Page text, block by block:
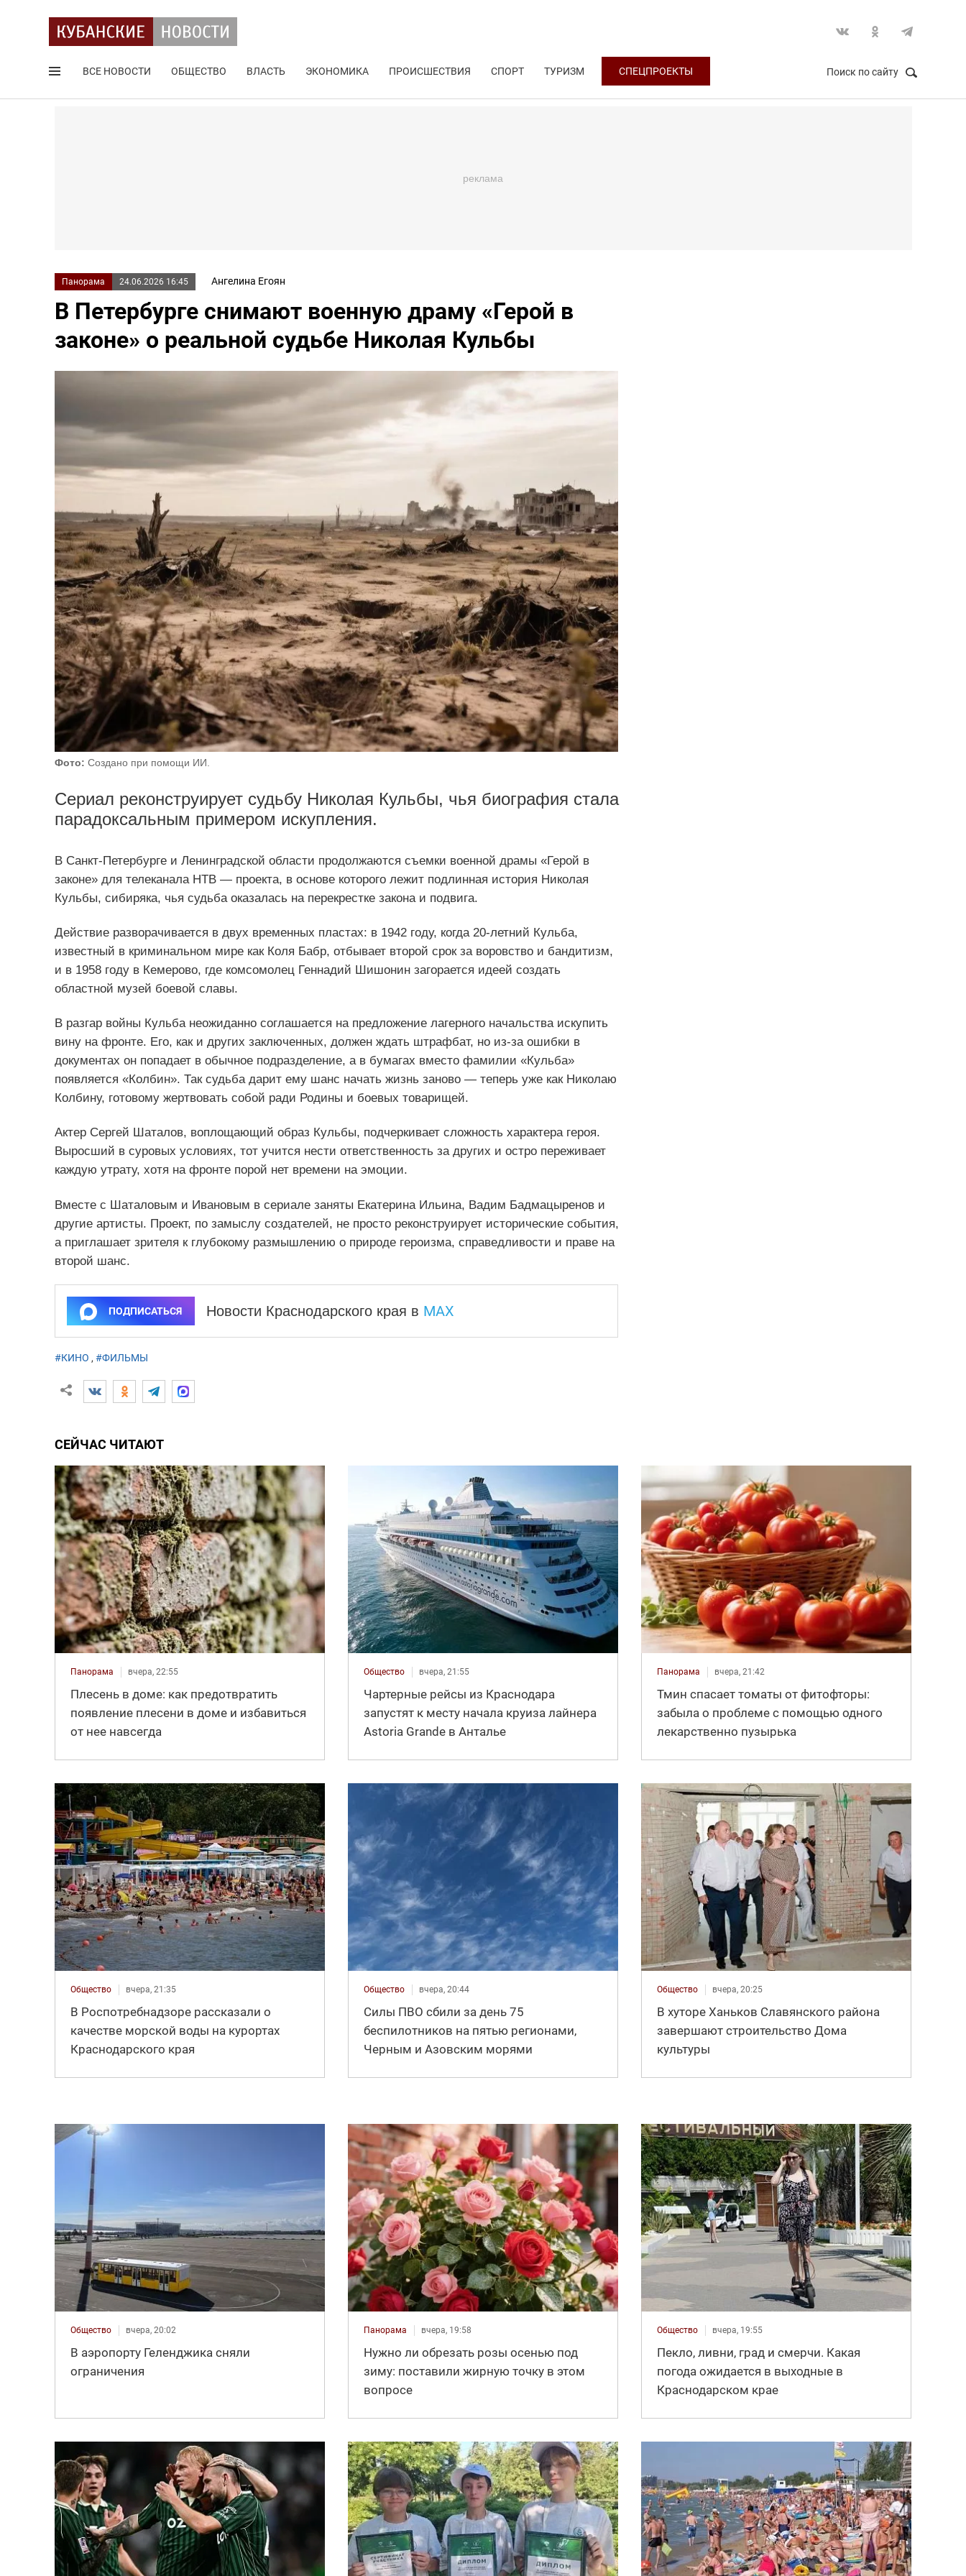
ВСЕ НОВОСТИ ОБЩЕСТВО ВЛАСТЬ ЭКОНОМИКА ПРОИСШЕСТВИЯ СПОРТ ТУРИЗМ СПЕЦПРОЕКТЫ Поиск по сайту
Панорама 24.06.2026 16:45 Ангелина Егоян
В Петербурге снимают военную драму «Герой в
законе» о реальной судьбе Николая Кульбы
Фото: Создано при помощи ИИ.
Сериал реконструирует судьбу Николая Кульбы, чья биография стала
парадоксальным примером искупления.
В Санкт‑Петербурге и Ленинградской области продолжаются съемки военной драмы «Герой в
законе» для телеканала НТВ — проекта, в основе которого лежит подлинная история Николая
Кульбы, сибиряка, чья судьба оказалась на перекрестке закона и подвига.
Действие разворачивается в двух временных пластах: в 1942 году, когда 20‑летний Кульба,
известный в криминальном мире как Коля Бабр, отбывает второй срок за воровство и бандитизм,
и в 1958 году в Кемерово, где комсомолец Геннадий Шишонин загорается идеей создать
областной музей боевой славы.
В разгар войны Кульба неожиданно соглашается на предложение лагерного начальства искупить
вину на фронте. Его, как и других заключенных, должен ждать штрафбат, но из‑за ошибки в
документах он попадает в обычное подразделение, а в бумагах вместо фамилии «Кульба»
появляется «Колбин». Так судьба дарит ему шанс начать жизнь заново — теперь уже как Николаю
Колбину, готовому жертвовать собой ради Родины и боевых товарищей.
Актер Сергей Шаталов, воплощающий образ Кульбы, подчеркивает сложность характера героя.
Выросший в суровых условиях, тот учится нести ответственность за других и остро переживает
каждую утрату, хотя на фронте порой нет времени на эмоции.
Вместе с Шаталовым и Ивановым в сериале заняты Екатерина Ильина, Вадим Бадмацыренов и
другие артисты. Проект, по замыслу создателей, не просто реконструирует исторические события,
а приглашает зрителя к глубокому размышлению о природе героизма, справедливости и праве на
второй шанс.
ПОДПИСАТЬСЯ Новости Краснодарского края в MAX
#КИНО , #ФИЛЬМЫ
СЕЙЧАС ЧИТАЮТ
Панорама вчера, 22:55
Плесень в доме: как предотвратить
появление плесени в доме и избавиться
от нее навсегда
Общество вчера, 21:55
Чартерные рейсы из Краснодара
запустят к месту начала круиза лайнера
Astoria Grande в Анталье
Панорама вчера, 21:42
Тмин спасает томаты от фитофторы:
забыла о проблеме с помощью одного
лекарственно пузырька
Общество вчера, 21:35
В Роспотребнадзоре рассказали о
качестве морской воды на курортах
Краснодарского края
Общество вчера, 20:44
Силы ПВО сбили за день 75
беспилотников на пятью регионами,
Черным и Азовским морями
Общество вчера, 20:25
В хуторе Ханьков Славянского района
завершают строительство Дома
культуры
Общество вчера, 20:02
В аэропорту Геленджика сняли
ограничения
Панорама вчера, 19:58
Нужно ли обрезать розы осенью под
зиму: поставили жирную точку в этом
вопросе
Общество вчера, 19:55
Пекло, ливни, град и смерчи. Какая
погода ожидается в выходные в
Краснодарском крае